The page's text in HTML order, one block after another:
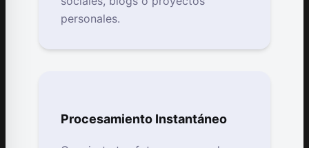
personales.
Procesamiento Instantáneo